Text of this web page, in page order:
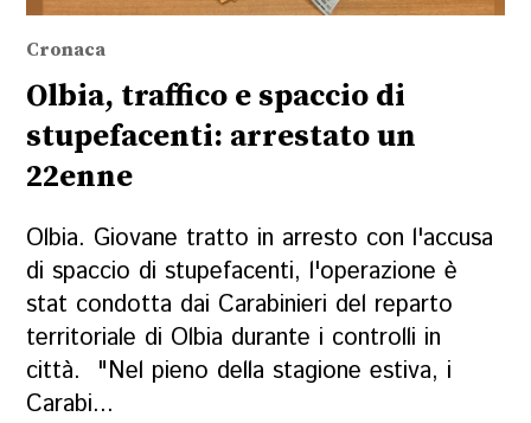
Cronaca
Olbia, traffico e spaccio di
stupefacenti: arrestato un
22enne
Olbia. Giovane tratto in arresto con l'accusa
di spaccio di stupefacenti, l'operazione è
stat condotta dai Carabinieri del reparto
territoriale di Olbia durante i controlli in
città. "Nel pieno della stagione estiva, i
Carabi...